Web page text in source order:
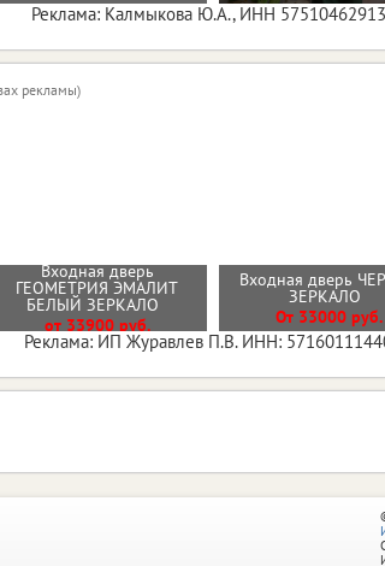
Реклама: Калмыкова Ю.А., ИНН
рекламы)
Входная дверь
ГЕОМЕТРИЯ ЭМАЛИТ
БЕЛЫЙ ЗЕРКАЛО
от 33900 руб.
Входная дверь
ЗЕРКАЛО
От 33000 руб.
Реклама: ИП Журавлев П.В. ИНН: